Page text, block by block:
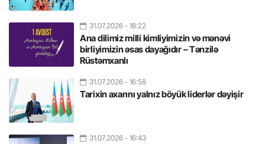
31.07.2026 - 18:22
Ana dilimiz milli kimliyimizin və mənəvi
birliyimizin əsas dayağıdır – Tənzilə
Rüstəmxanlı
31.07.2026 - 16:58
Tarixin axarını yalnız böyük liderlər dəyişir
31.07.2026 - 16:43